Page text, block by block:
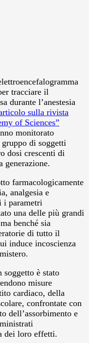
tracciare il
durante l’anestesia
sulla rivista
of Sciences”
monitorato
di soggetti
dosi crescenti di
generazione.
farmacologicamente
analgesia e
i parametri
una delle più grandi
benché sia
di tutto il
induce incoscienza
soggetto è stato
misure
cardiaco, della
confrontate con
dell’assorbimento e
dei loro effetti.